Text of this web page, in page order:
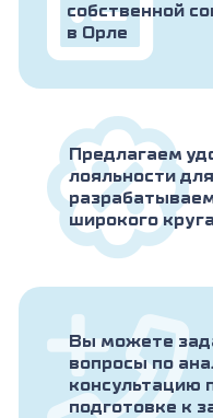
собственной
в Орле
Предлагаем
лояльности
широкого
Вы можете
вопросы по
консультацию
подготовке к